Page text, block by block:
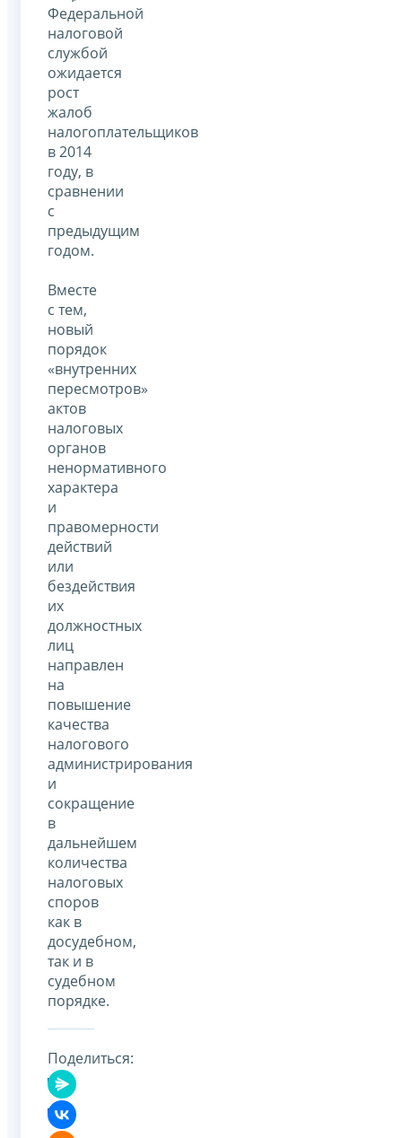
Федеральной
налоговой
службой
ожидается
рост
жалоб
налогоплательщиков
в 2014
году, в
сравнении
с
предыдущим
годом.
Вместе
с тем,
новый
порядок
«внутренних
пересмотров»
актов
налоговых
органов
ненормативного
характера
и
правомерности
действий
или
бездействия
их
должностных
лиц
направлен
на
повышение
качества
налогового
администрирования
и
сокращение
в
дальнейшем
количества
налоговых
споров
как в
досудебном,
так и в
судебном
порядке.
Поделиться: